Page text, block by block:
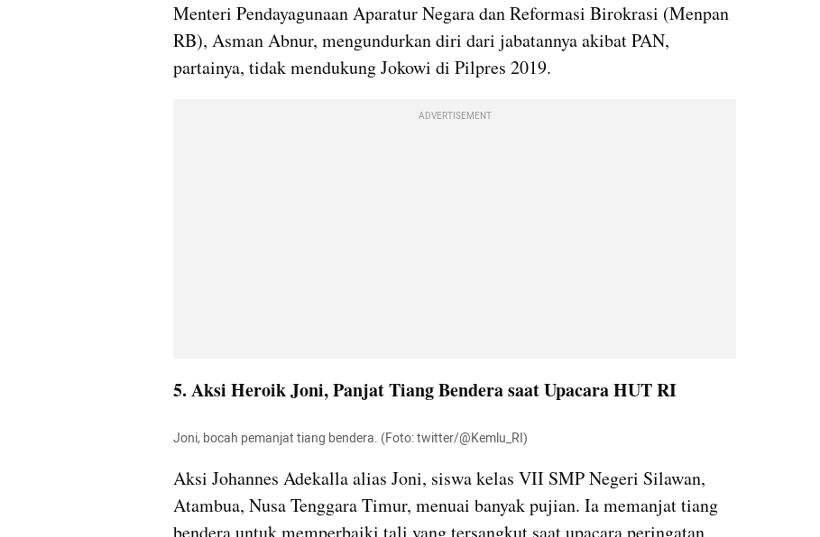
Menteri Pendayagunaan Aparatur Negara dan Reformasi Birokrasi (Menpan
RB), Asman Abnur, mengundurkan diri dari jabatannya akibat PAN,
partainya, tidak mendukung Jokowi di Pilpres 2019.
ADVERTISEMENT
5. Aksi Heroik Joni, Panjat Tiang Bendera saat Upacara HUT RI
Joni, bocah pemanjat tiang bendera. (Foto: twitter/@Kemlu_RI)
Aksi Johannes Adekalla alias Joni, siswa kelas VII SMP Negeri Silawan,
Atambua, Nusa Tenggara Timur, menuai banyak pujian. Ia memanjat tiang
bendera untuk memperbaiki tali yang tersangkut saat upacara peringatan